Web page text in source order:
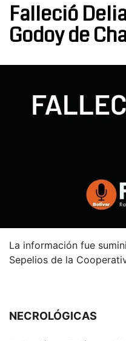
Falleció
Godoy de
La información fue
Sepelios de la
NECROLÓGICAS